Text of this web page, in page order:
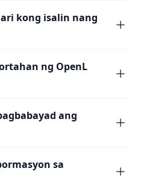
kong isalin nang
ng OpenL
ang
sa